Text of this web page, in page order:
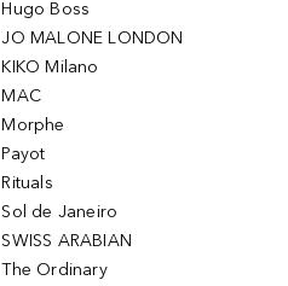
Hugo Boss
JO MALONE LONDON
KIKO Milano
MAC
Morphe
Payot
Rituals
Sol de Janeiro
SWISS ARABIAN
The Ordinary